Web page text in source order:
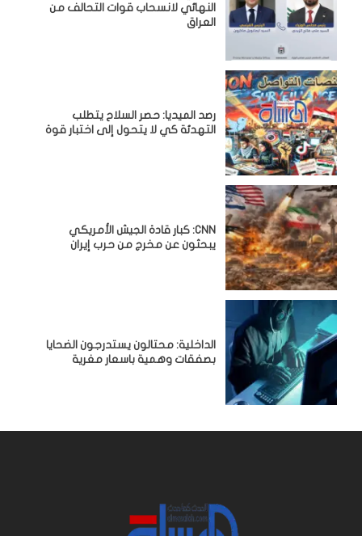
النهائي لانسحاب قوات التحالف من
العراق
رصد الميديا: حصر السلاح يتطلب
التهدئة كي لا يتحول إلى اختبار قوة
CNN: كبار قادة الجيش الأمريكي
يبحثون عن مخرج من حرب إيران
الداخلية: محتالون يستدرجون الضحايا
بصفقات وهمية باسعار مغرية